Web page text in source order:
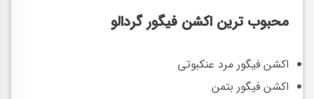
محبوب ترین اکشن فیگور گردالو
اکشن فیگور مرد عنکبوتی
اکشن فیگور بتمن